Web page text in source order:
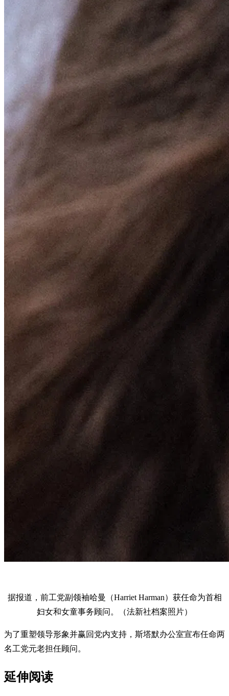
据报道，前工党副领袖哈曼（Harriet Harman）获任命为首相
妇女和女童事务顾问。（法新社档案照片）
为了重塑领导形象并赢回党内支持，斯塔默办公室宣布任命两
名工党元老担任顾问。
延伸阅读